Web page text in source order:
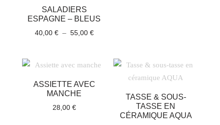
SALADIERS
ESPAGNE – BLEUS
40,00 € – 55,00 €Plage
40,00 €
55,00 €
ASSIETTE AVEC
MANCHE
28,00 €
TASSE & SOUS-
TASSE EN
CÉRAMIQUE AQUA